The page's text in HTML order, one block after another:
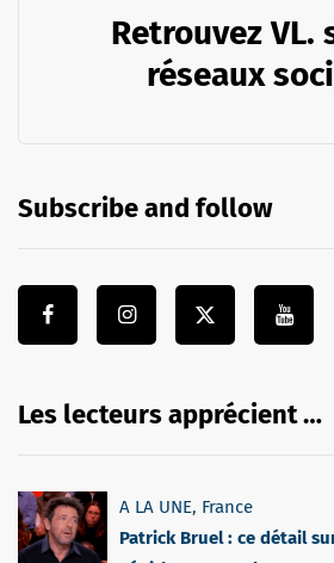
Retrouvez VL.
réseaux
Subscribe and follow
Les lecteurs apprécient …
A LA UNE, France
Patrick Bruel : ce détail